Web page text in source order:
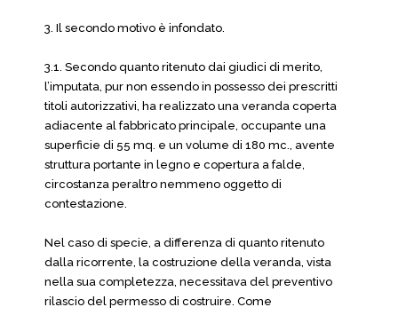
3. Il secondo motivo è infondato.
3.1. Secondo quanto ritenuto dai giudici di merito,
l’imputata, pur non essendo in possesso dei prescritti
titoli autorizzativi, ha realizzato una veranda coperta
adiacente al fabbricato principale, occupante una
superficie di 55 mq. e un volume di 180 mc., avente
struttura portante in legno e copertura a falde,
circostanza peraltro nemmeno oggetto di
contestazione.
Nel caso di specie, a differenza di quanto ritenuto
dalla ricorrente, la costruzione della veranda, vista
nella sua completezza, necessitava del preventivo
rilascio del permesso di costruire. Come